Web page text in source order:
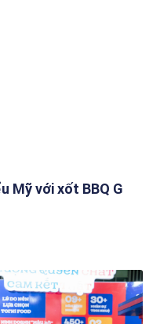
Mỹ với xốt BBQ G